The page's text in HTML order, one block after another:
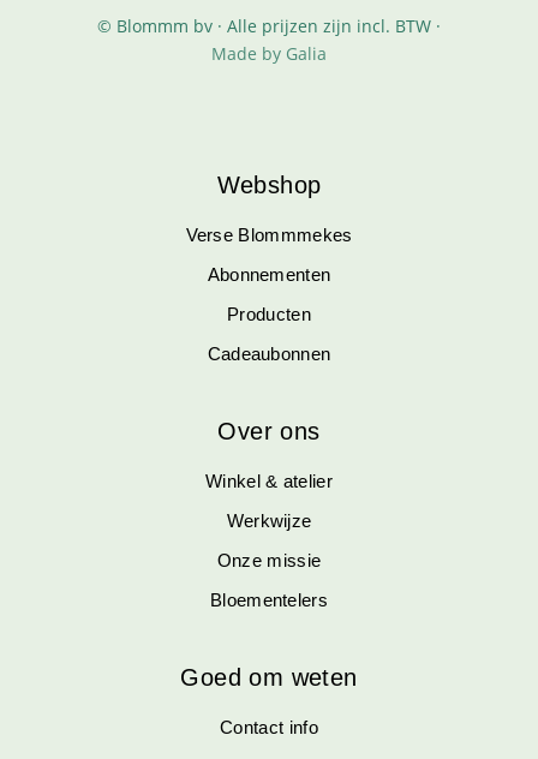
© Blommm bv · Alle prijzen zijn incl. BTW ·
Made by Galia
Webshop
Verse Blommmekes
Abonnementen
Producten
Cadeaubonnen
Over ons
Winkel & atelier
Werkwijze
Onze missie
Bloementelers
Goed om weten
Contact info